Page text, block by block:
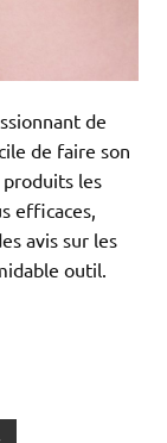
de
de faire son
produits les
efficaces,
avis sur les
outil.